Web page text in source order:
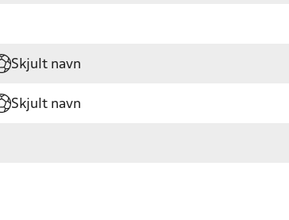
Skjult navn
Skjult navn